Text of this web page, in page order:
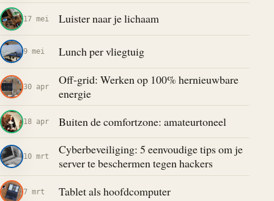
17 mei Luister naar je lichaam
9 mei Lunch per vliegtuig
30 apr
Off-grid: Werken op 100% hernieuwbare
energie
18 apr Buiten de comfortzone: amateurtoneel
10 mrt
Cyberbeveiliging: 5 eenvoudige tips om je
server te beschermen tegen hackers
7 mrt Tablet als hoofdcomputer